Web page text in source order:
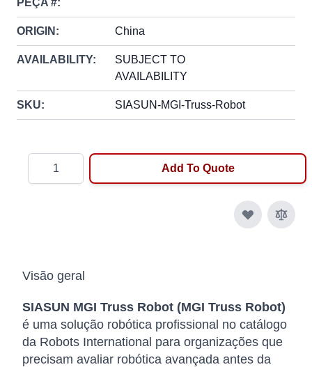
PEÇA #:
ORIGIN: China
AVAILABILITY:
SUBJECT TO
AVAILABILITY
SKU: SIASUN-MGI-Truss-Robot
Add To Quote
Visão geral
SIASUN MGI Truss Robot (MGI Truss Robot)
é uma solução robótica profissional no catálogo
da Robots International para organizações que
precisam avaliar robótica avançada antes da